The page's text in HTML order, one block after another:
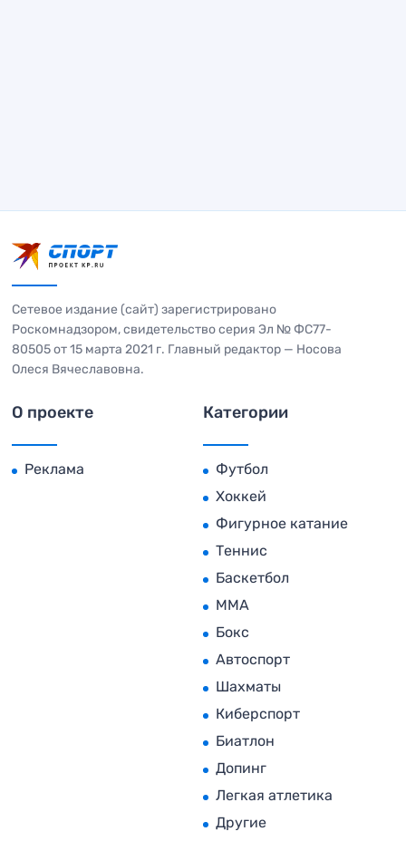
Сетевое издание (сайт) зарегистрировано
Роскомнадзором, свидетельство серия Эл № ФС77-
80505 от 15 марта 2021 г. Главный редактор — Носова
Олеся Вячеславовна.
О проекте
Реклама
Категории
Футбол
Хоккей
Фигурное катание
Теннис
Баскетбол
MMA
Бокс
Автоспорт
Шахматы
Киберспорт
Биатлон
Допинг
Легкая атлетика
Другие